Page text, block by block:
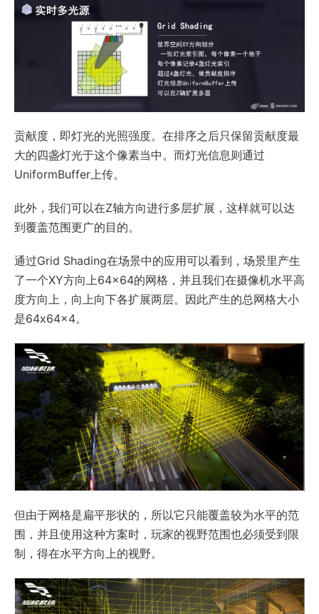
贡献度，即灯光的光照强度。在排序之后只保留贡献度最
大的四盏灯光于这个像素当中。而灯光信息则通过
UniformBuffer上传。
此外，我们可以在Z轴方向进行多层扩展，这样就可以达
到覆盖范围更广的目的。
通过Grid Shading在场景中的应用可以看到，场景里产生
了一个XY方向上64×64的网格，并且我们在摄像机水平高
度方向上，向上向下各扩展两层。因此产生的总网格大小
是64x64x4。
但由于网格是扁平形状的，所以它只能覆盖较为水平的范
围，并且使用这种方案时，玩家的视野范围也必须受到限
制，得在水平方向上的视野。